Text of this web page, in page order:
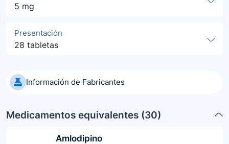
5 mg
Presentación
28 tabletas
Información de Fabricantes
Medicamentos equivalentes (30)
Amlodipino